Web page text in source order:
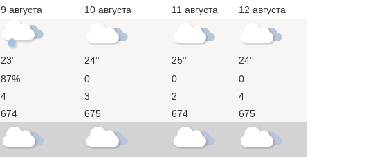
9 августа
10 августа
11 августа
12 августа
23° 24° 25°
24°
87% 0 0
0
4 3 2
4
674 675 674 675